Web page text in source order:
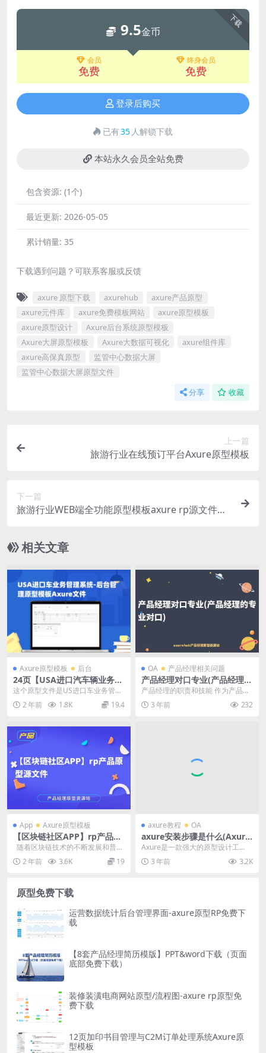
下载
9.5金币
会员
免费
终身会员
免费
登录后购买
已有35 人解锁下载
本站永久会员全站免费
包含资源: (1个)
最近更新: 2026-05-05
累计销量: 35
下载遇到问题？可联系客服或反馈
axure 原型下载 axurehub
axure产品原型
axure元件库
axure免费模板网站
axure原型模板
axure原型设计
Axure后台系统原型模板
Axure大屏原型模板
Axure大数据可视化
axure组件库
axure高保真原型
监管中心数据大屏
监管中心数据大屏原型文件
分享 收藏
上一篇
旅游行业在线预订平台Axure原型模板
下一篇
旅游行业WEB端全功能原型模板axure rp源文件下
相关文章
Axure原型模板 后台
24页【USA进口汽车辆业务管
理系统-后台管理】原型模板A
xure文件
这个原型文件是US进口车业务管理
系统的案例模板，总共包括24个目
录。目录包括：登...
2 年前 1.8K 19.4
OA 产品经理相关问题
产品经理对口专业(产品经理的
专业对口)
产品经理的职责和技能 作为产品经
理，其主要职责是负责制定产品的
战略和规划，从市场...
3 年前 232
App Axure原型模板
【区块链社区APP】rp产品原
型源文件
随着区块链技术的不断发展和普
及，区块链社区APP作为数字化社
交与价...
2 年前 3.6K 19
axure教程 OA
axure安装步骤是什么(Axure
安装步骤)
Axure是一款强大的原型设计工
具，它可以帮助用户快速创建交互
式原型。如果你想安...
3 年前 3.2K
原型免费下载
运营数据统计后台管理界面-axure原型RP免费下
载
【8套产品经理简历模版】PPT&word下载（页面
底部免费下载）
装修装潢电商网站原型/流程图-axure rp原型免
费下载
12页加印书目管理与C2M订单处理系统Axure原
型模板